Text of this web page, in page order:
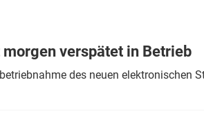
morgen verspätet in Betrieb
des neuen elektronischen